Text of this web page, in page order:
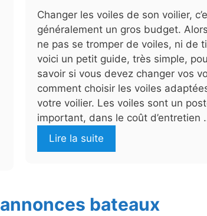
Changer les voiles de son voilier,
généralement un gros budget.
ne pas se tromper de voiles, ni de
voici un petit guide, très simple,
savoir si vous devez changer vos
comment choisir les voiles
votre voilier. Les voiles sont un
important, dans le coût d’entretien
Lire la suite
bateaux